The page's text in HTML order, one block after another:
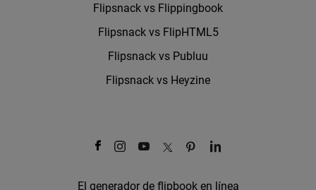
Flipsnack vs Flippingbook
Flipsnack vs FlipHTML5
Flipsnack vs Publuu
Flipsnack vs Heyzine
El generador de flipbook en línea